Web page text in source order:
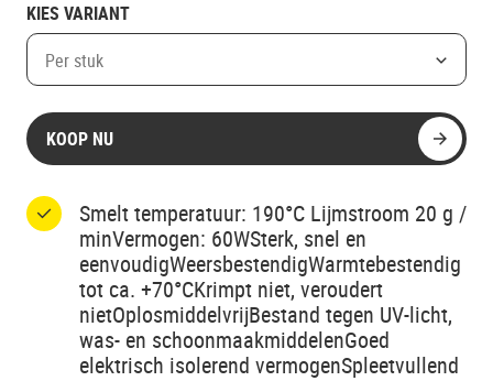
KIES VARIANT
Per stuk
KOOP NU
Smelt temperatuur: 190°C Lijmstroom 20 g /
minVermogen: 60WSterk, snel en
eenvoudigWeersbestendigWarmtebestendig
tot ca. +70°CKrimpt niet, veroudert
nietOplosmiddelvrijBestand tegen UV-licht,
was- en schoonmaakmiddelenGoed
elektrisch isolerend vermogenSpleetvullend